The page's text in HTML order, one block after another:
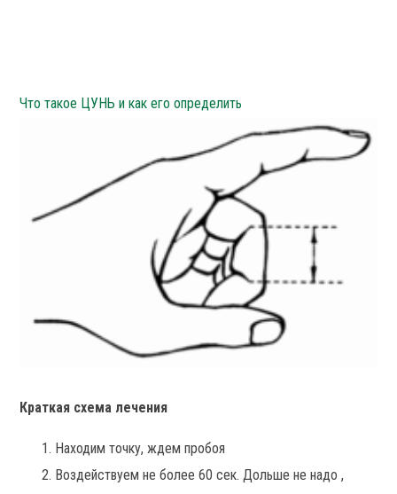
Что такое ЦУНЬ и как его определить
Краткая схема лечения
Находим точку, ждем пробоя
Воздействуем не более 60 сек. Дольше не надо ,